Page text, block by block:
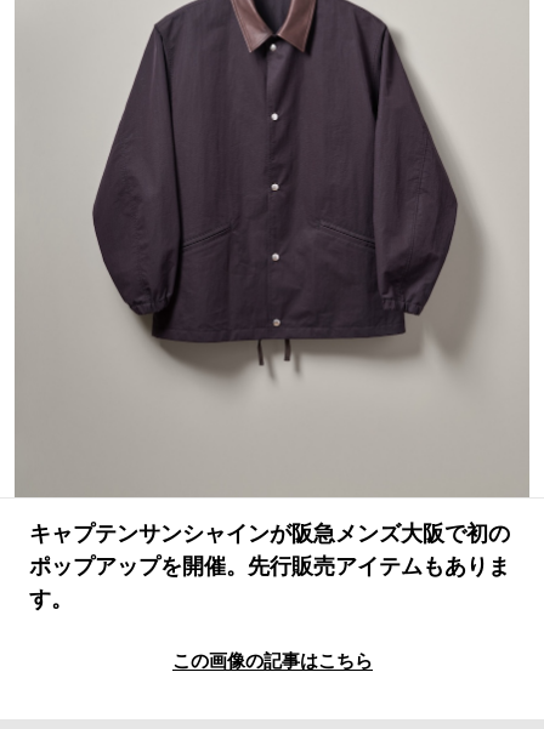
#路地裏てぃーん。 #MONTHLY JOURNAL
#GH 銘品の所以 #フイナムのYouTube
#Commune H #FOCUS IT #AH.H
#ととけん #FASHION #MOVIE
#LIFESTYLE #SNEAKER
#SPORTS #HANDSOME HANDBOOK
キャプテンサンシャインが阪急メンズ大阪で初の
ポップアップを開催。先行販売アイテムもありま
す。
この画像の記事はこちら